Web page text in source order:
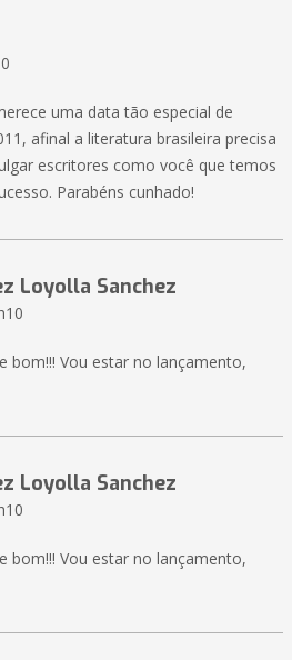
uma data tão especial de
afinal a literatura brasileira precisa
escritores como você que temos
Parabéns cunhado!
Loyolla Sanchez
bom!!! Vou estar no lançamento,
Loyolla Sanchez
bom!!! Vou estar no lançamento,